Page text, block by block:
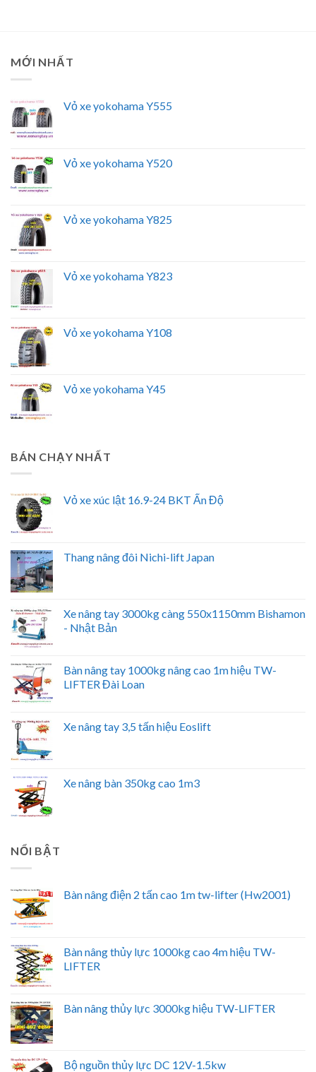
MỚI NHẤT
Vỏ xe yokohama Y555
Vỏ xe yokohama Y520
Vỏ xe yokohama Y825
Vỏ xe yokohama Y823
Vỏ xe yokohama Y108
Vỏ xe yokohama Y45
BÁN CHẠY NHẤT
Vỏ xe xúc lật 16.9-24 BKT Ấn Độ
Thang nâng đôi Nichi-lift Japan
Xe nâng tay 3000kg càng 550x1150mm Bishamon
- Nhật Bản
Bàn nâng tay 1000kg nâng cao 1m hiệu TW-
LIFTER Đài Loan
Xe nâng tay 3,5 tấn hiệu Eoslift
Xe nâng bàn 350kg cao 1m3
NỔI BẬT
Bàn nâng điện 2 tấn cao 1m tw-lifter (Hw2001)
Bàn nâng thủy lực 1000kg cao 4m hiệu TW-
LIFTER
Bàn nâng thủy lực 3000kg hiệu TW-LIFTER
Bộ nguồn thủy lực DC 12V-1.5kw